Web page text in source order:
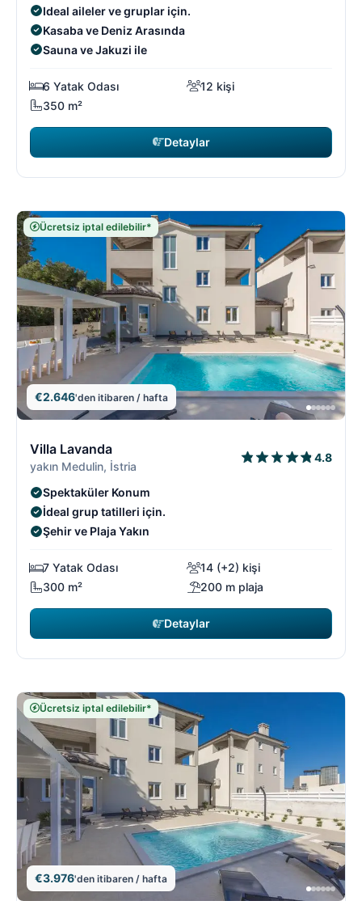
Ideal aileler ve gruplar için.
Kasaba ve Deniz Arasında
Sauna ve Jakuzi ile
6 Yatak Odası
12 kişi
350 m²
Detaylar
Ücretsiz iptal edilebilir*
€2.646'den itibaren / hafta
Villa Lavanda
yakın Medulin, İstria
4.8
Spektaküler Konum
İdeal grup tatilleri için.
Şehir ve Plaja Yakın
7 Yatak Odası
14 (+2) kişi
300 m²
200 m plaja
Detaylar
Ücretsiz iptal edilebilir*
€3.976'den itibaren / hafta